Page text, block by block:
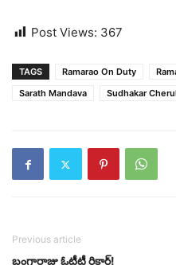
Post Views: 367
TAGS Ramarao On Duty
Sarath Mandava
Sudhakar
Previous article
బంగార్రాజు ఓటీటీ రికార్డ్‌!